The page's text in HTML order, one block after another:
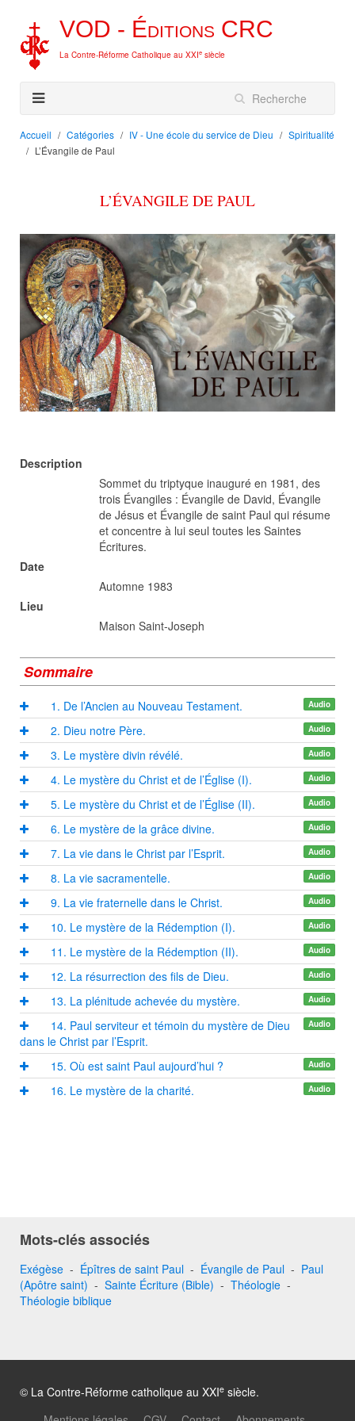
VOD - Éditions CRC
La Contre-Réforme Catholique au XXIe siècle
Accueil Catégories IV - Une école du service de Dieu
Spiritualité
L’Évangile de Paul
L’ÉVANGILE DE PAUL
Description
Sommet du triptyque inauguré en 1981, des
trois Évangiles : Évangile de David, Évangile
de Jésus et Évangile de saint Paul qui résume
et concentre à lui seul toutes les Saintes
Écritures.
Date
Automne 1983
Lieu
Maison Saint-Joseph
Sommaire
Audio
1. De l’Ancien au Nouveau Testament.
Audio
2. Dieu notre Père.
Audio
3. Le mystère divin révélé.
Audio
4. Le mystère du Christ et de l’Église (I).
Audio
5. Le mystère du Christ et de l’Église (II).
Audio
6. Le mystère de la grâce divine.
Audio
7. La vie dans le Christ par l’Esprit.
Audio
8. La vie sacramentelle.
Audio
9. La vie fraternelle dans le Christ.
Audio
10. Le mystère de la Rédemption (I).
Audio
11. Le mystère de la Rédemption (II).
Audio
12. La résurrection des fils de Dieu.
Audio
13. La plénitude achevée du mystère.
Audio
14. Paul serviteur et témoin du mystère de Dieu
dans le Christ par l’Esprit.
Audio
15. Où est saint Paul aujourd’hui ?
Audio
16. Le mystère de la charité.
Mots-clés associés
Exégèse - Épîtres de saint Paul - Évangile de Paul - Paul
(Apôtre saint) - Sainte Écriture (Bible) - Théologie -
Théologie biblique
© La Contre-Réforme catholique au XXIe siècle.